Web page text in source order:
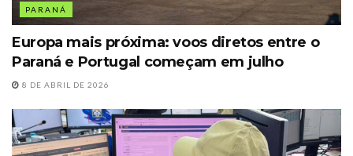
PARANÁ
Europa mais próxima: voos diretos entre o
Paraná e Portugal começam em julho
8 DE ABRIL DE 2026